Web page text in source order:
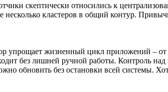
скептически относились к
несколько кластеров в общий контур.
упрощает жизненный цикл приложений – от
без лишней ручной работы. Контроль над
обновить без остановки всей системы.